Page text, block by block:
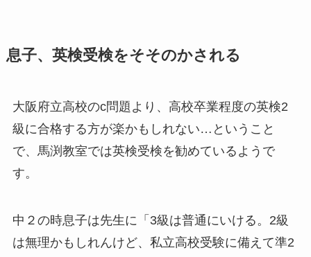
息子、英検受検をそそのかされる
大阪府立高校のc問題より、高校卒業程度の英検2
級に合格する方が楽かもしれない…ということ
で、馬渕教室では英検受検を勧めているようで
す。
中２の時息子は先生に「3級は普通にいける。2級
は無理かもしれんけど、私立高校受験に備えて準2